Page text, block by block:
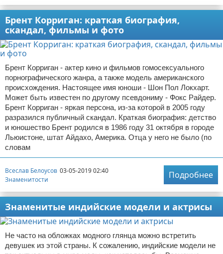
Брент Корриган: краткая биография,
скандал, фильмы и фото
Брент Корриган - актер кино и фильмов гомосексуального
порнографического жанра, а также модель американского
происхождения. Настоящее имя юноши - Шон Пол Локхарт.
Может быть известен по другому псевдониму - Фокс Райдер.
Брент Корриган - яркая персона, из-за которой в 2005 году
разразился публичный скандал. Краткая биография: детство
и юношество Брент родился в 1986 году 31 октября в городе
Льюистоне, штат Айдахо, Америка. Отца у него не было (по
словам
Всеслав Белоусов 03-05-2019 02:40
Знаменитости
Подробнее
Знаменитые индийские модели и актрисы
Не часто на обложках модного глянца можно встретить
девушек из этой страны. К сожалению, индийские модели не